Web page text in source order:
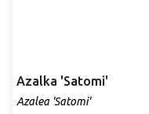
Azalka 'Satomi'
Azalea 'Satomi'